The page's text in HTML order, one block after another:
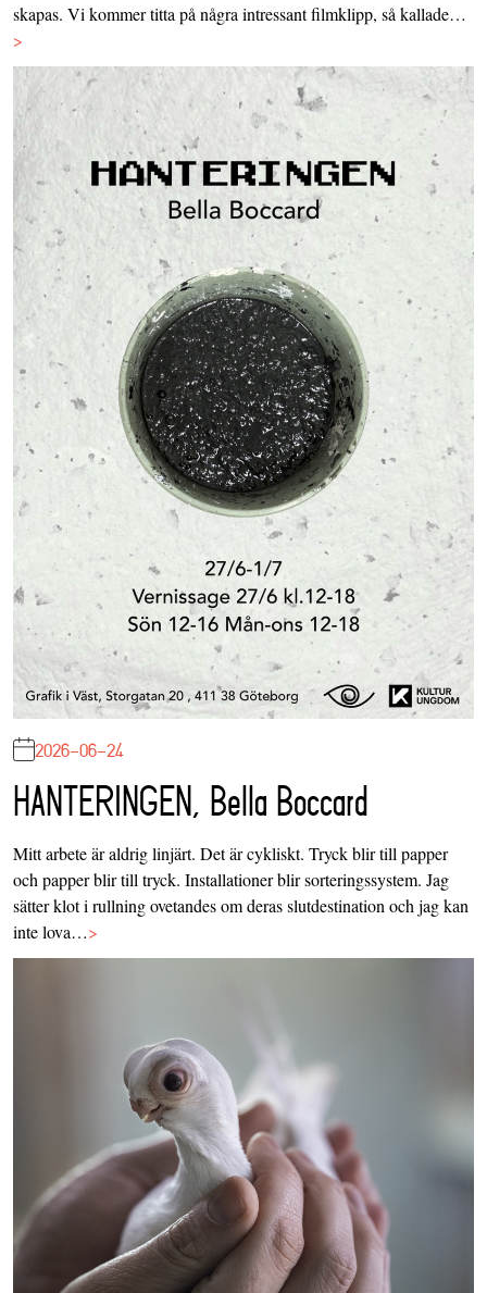
skapas. Vi kommer titta på några intressant filmklipp, så kallade…
>
2026-06-24
HANTERINGEN, Bella Boccard
Mitt arbete är aldrig linjärt. Det är cykliskt. Tryck blir till papper
och papper blir till tryck. Installationer blir sorteringssystem. Jag
sätter klot i rullning ovetandes om deras slutdestination och jag kan
inte lova…>